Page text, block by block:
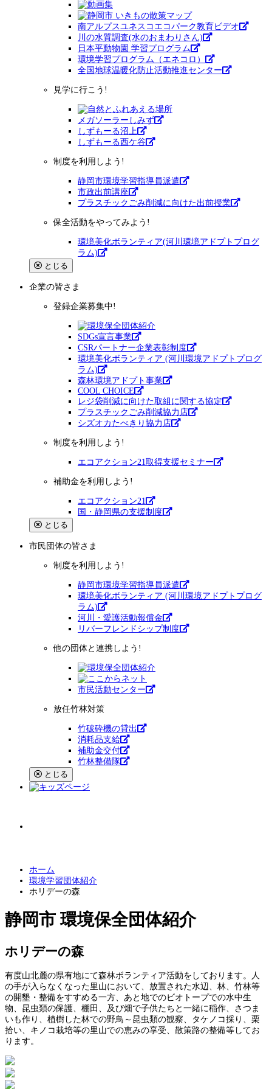
南アルプスユネスコエコパーク教育ビデオ
川の水質調査(水のおまわりさん)
日本平動物園 学習プログラム
環境学習プログラム（エネコロ）
全国地球温暖化防止活動推進センター
見学に行こう!
メガソーラーしみず
しずもーる沼上
しずもーる⻄ケ谷
制度を利用しよう!
静岡市環境学習指導員派遣
市政出前講座
プラスチックごみ削減に向けた出前授業
保全活動をやってみよう!
環境美化ボランティア(河川環境アドプトプログ
ラム)
とじる
企業の皆さま
登録企業募集中!
SDGs宣言事業
CSRパートナー企業表彰制度
環境美化ボランティア (河川環境アドプトプログ
ラム)
森林環境アドプト事業
COOL CHOICE
レジ袋削減に向けた取組に関する協定
プラスチックごみ削減協力店
シズオカたべきり協力店
制度を利用しよう!
エコアクション21取得支援セミナー
補助金を利用しよう!
エコアクション21
国・静岡県の支援制度
とじる
市民団体の皆さま
制度を利用しよう!
静岡市環境学習指導員派遣
環境美化ボランティア (河川環境アドプトプログ
ラム)
河川・愛護活動報償金
リバーフレンドシップ制度
他の団体と連携しよう!
市⺠活動センター
放任竹林対策
竹破砕機の貸出
消耗品支給
補助金交付
竹林整備隊
とじる
ホーム
環境学習団体紹介
ホリデーの森
静岡市環境保全団体紹介
ホリデーの森
有度山北麓の県有地にて森林ボランティア活動をしております。人
の手が入らなくなった里山において、放置された水辺、林、竹林等
の開墾・整備をすすめる一方、あと地でのビオトープでの水中生
物、昆虫類の保護、棚田、及び畑で子供たちと一緒に稲作、さつま
いも作り、植樹した林での野鳥～昆虫類の観察、タケノコ採り、栗
拾い、キノコ栽培等の里山での恵みの享受、散策路の整備等してお
ります。